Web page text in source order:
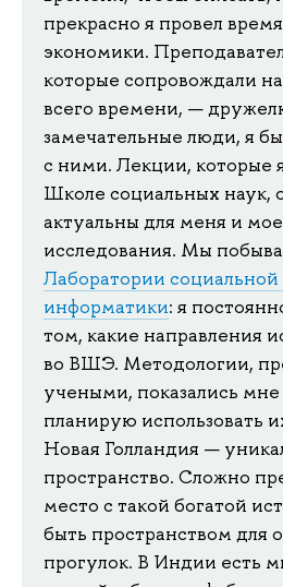
прекрасно я провел
экономики.
которые сопровождали
всего времени, —
замечательные люди, я
с ними. Лекции, которые
Школе социальных наук,
актуальны для меня и
исследования. Мы
Лаборатории
информатики: я
том, какие направления
во ВШЭ. Методологии,
учеными, показались
планирую использовать
Новая Голландия —
пространство. Сложно
место с такой богатой
быть пространством для
прогулок. В Индии есть